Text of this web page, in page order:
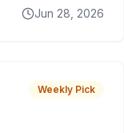
Jun 28, 2026
Weekly Pick